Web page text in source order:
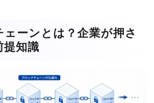
ェーンとは？企業が押さ
提知識